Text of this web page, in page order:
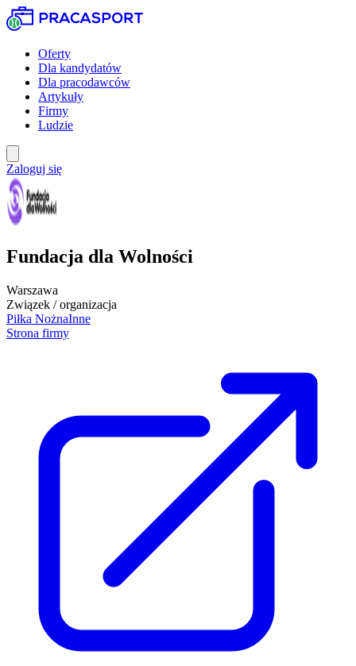
Oferty
Dla kandydatów
Dla pracodawców
Artykuły
Firmy
Ludzie
Zaloguj się
Fundacja dla Wolności
Warszawa
Związek / organizacja
Piłka NożnaInne
Strona firmy